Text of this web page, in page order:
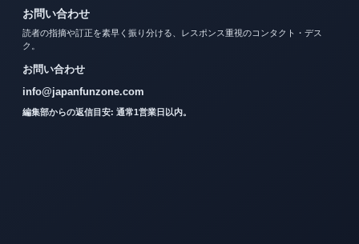
お問い合わせ
読者の指摘や訂正を素早く振り分ける、レスポンス重視のコンタクト・デス
ク。
お問い合わせ
info@japanfunzone.com
編集部からの返信目安: 通常1営業日以内。